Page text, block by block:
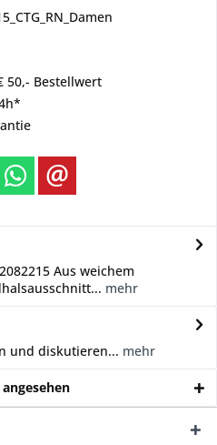
50,- Bestellwert
Aus weichem
mehr
und diskutieren... mehr